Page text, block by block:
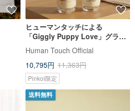
ヒューマンタッチによる
「Giggly Puppy Love」グラス
セット
Human Touch Official
10,795円 11,363円
Pinkoi限定
送料無料